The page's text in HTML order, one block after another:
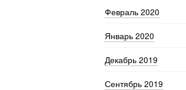
Февраль 2020
Январь 2020
Декабрь 2019
Сентябрь 2019